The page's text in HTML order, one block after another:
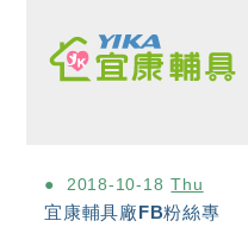
2018-10-18 Thu
宜康輔具廠FB粉絲專